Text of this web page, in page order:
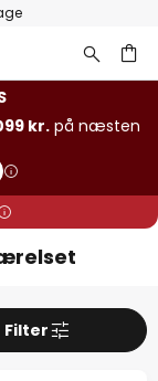
kr. på næsten
Filter